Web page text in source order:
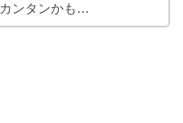
ンタンかも…